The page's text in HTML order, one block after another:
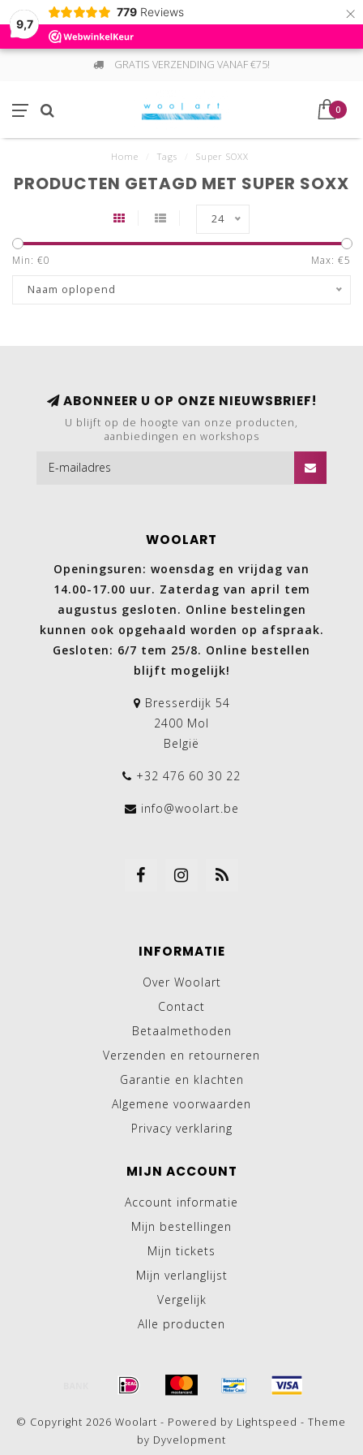
9,7
779 Reviews ×
GRATIS VERZENDING VANAF €75!
0
Home Tags Super SOXX
PRODUCTEN GETAGD MET SUPER SOXX
24
Min: €0 Max: €5
Naam oplopend
ABONNEER U OP ONZE NIEUWSBRIEF!
U blijft op de hoogte van onze producten,
aanbiedingen en workshops
WOOLART
Openingsuren: woensdag en vrijdag van
14.00-17.00 uur. Zaterdag van april tem
augustus gesloten. Online bestelingen
kunnen ook opgehaald worden op afspraak.
Gesloten: 6/7 tem 25/8. Online bestellen
blijft mogelijk!
Bresserdijk 54
2400 Mol
België
+32 476 60 30 22
info@woolart.be
INFORMATIE
Over Woolart
Contact
Betaalmethoden
Verzenden en retourneren
Garantie en klachten
Algemene voorwaarden
Privacy verklaring
MIJN ACCOUNT
Account informatie
Mijn bestellingen
Mijn tickets
Mijn verlanglijst
Vergelijk
Alle producten
© Copyright 2026 Woolart - Powered by Lightspeed - Theme
by Dyvelopment